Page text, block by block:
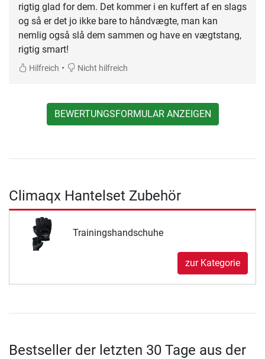
rigtig glad for dem. Det kommer i en kuffert af en slags
og så er det jo ikke bare to håndvægte, man kan
nemlig også slå dem sammen og have en vægtstang,
rigtig smart!
Hilfreich • Nicht hilfreich
BEWERTUNGSFORMULAR ANZEIGEN
Climaqx Hantelset Zubehör
Trainingshandschuhe
zur Kategorie
Bestseller der letzten 30 Tage aus der